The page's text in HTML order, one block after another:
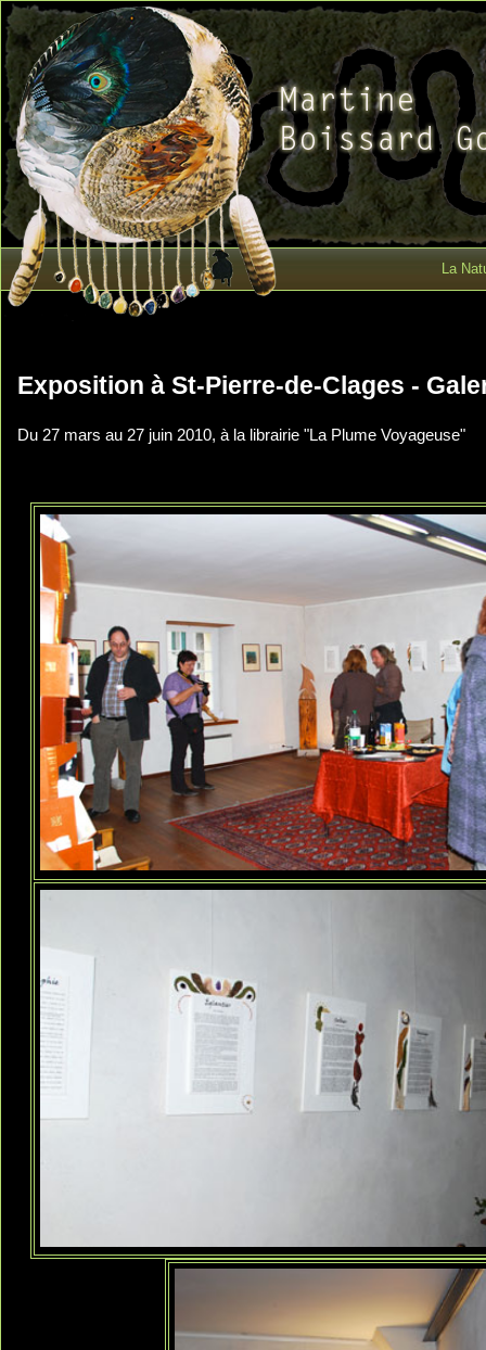
La
Exposition à St-Pierre-de-Clages -
Du 27 mars au 27 juin 2010, à la librairie "La Plume Voyageuse"